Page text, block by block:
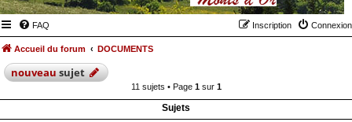
FAQ Connexion
Inscription
Accueil du forum DOCUMENTS
nouveausujet
11 sujets • Page 1sur 1
Sujets